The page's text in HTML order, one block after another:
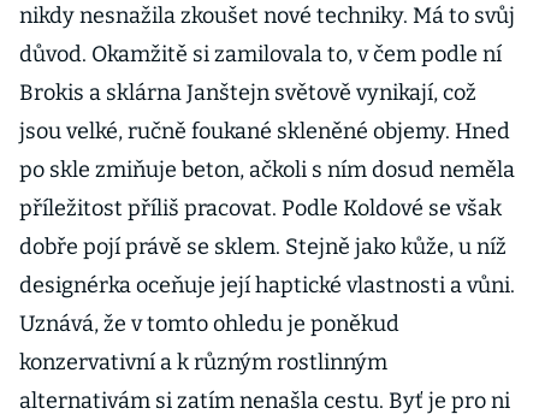
nikdy nesnažila zkoušet nové techniky. Má to svůj
důvod. Okamžitě si zamilovala to, v čem podle ní
Brokis a sklárna Janštejn světově vynikají, což
jsou velké, ručně foukané skleněné objemy. Hned
po skle zmiňuje beton, ačkoli s ním dosud neměla
příležitost příliš pracovat. Podle Koldové se však
dobře pojí právě se sklem. Stejně jako kůže, u níž
designérka oceňuje její haptické vlastnosti a vůni.
Uznává, že v tomto ohledu je poněkud
konzervativní a k různým rostlinným
alternativám si zatím nenašla cestu. Byť je pro ni